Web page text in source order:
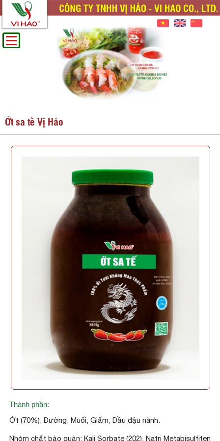
Ớt sa tế Vị Hảo
Thành phần:
Ớt (70%), Đường, Muối, Giấm, Dầu đậu nành.
Nhóm chất bảo quản: Kali Sorbate (202), Natri Metabisulfiten